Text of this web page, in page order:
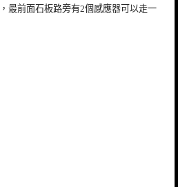
最前面石板路旁有2個感應器可以走一